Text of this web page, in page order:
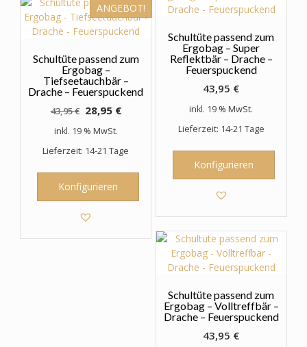
Schultüte passend zum
Ergobag – Super
Reflektbär – Drache –
Feuerspuckend
43,95 €
inkl. 19 % MwSt.
Lieferzeit: 14-21 Tage
Konfigurieren
ANGEBOT!
Schultüte passend zum
Ergobag –
Tiefseetauchbär –
Drache – Feuerspuckend
43,95€ Ursprünglicher
Preis
43,95 €
28,95 €Aktueller
28,95 €.
inkl. 19 % MwSt.
Lieferzeit: 14-21 Tage
Konfigurieren
Schultüte passend zum
Ergobag – Volltreffbär –
Drache – Feuerspuckend
43,95 €